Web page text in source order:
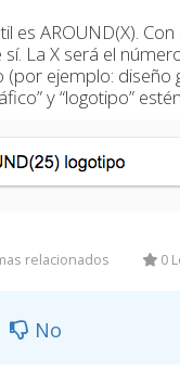
AROUND(X).
La X será el
ejemplo:
y “logotipo”
relacionados 0
No